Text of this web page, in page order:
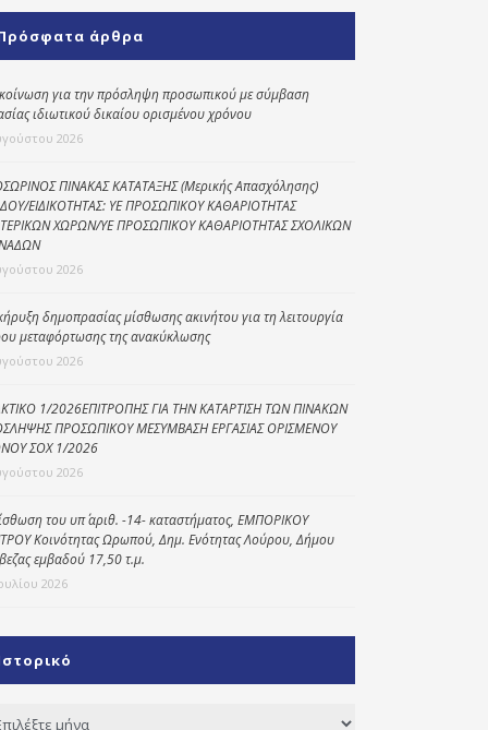
Κοινωνικό
παντοπωλείο
Kοινωνικό
φαρμακείο
Κέντρο Ημερήσιας
Φροντίδας
Ηλικιωμένων
(Κ.Η.Φ.Η.) Πρέβεζας
άρθρα
για την πρόσληψη προσωπικού με σύμβαση
ιδιωτικού δικαίου ορισμένου χρόνου
2026
ΠΙΝΑΚΑΣ ΚΑΤΑΤΑΞΗΣ (Μερικής Απασχόλησης)
ΕΙΔΙΚΟΤΗΤΑΣ: ΥΕ ΠΡΟΣΩΠΙΚΟΥ ΚΑΘΑΡΙΟΤΗΤΑΣ
ΧΩΡΩΝ/ΥΕ ΠΡΟΣΩΠΙΚΟΥ ΚΑΘΑΡΙΟΤΗΤΑΣ ΣΧΟΛΙΚΩΝ
2026
δημοπρασίας μίσθωσης ακινήτου για τη λειτουργία
μεταφόρτωσης της ανακύκλωσης
2026
1/2026ΕΠΙΤΡΟΠΗΣ ΓΙΑ ΤΗΝ ΚΑΤΑΡΤΙΣΗ ΤΩΝ ΠΙΝΑΚΩΝ
ΠΡΟΣΩΠΙΚΟΥ ΜΕΣΥΜΒΑΣΗ ΕΡΓΑΣΙΑΣ ΟΡΙΣΜΕΝΟΥ
ΣΟΧ 1/2026
2026
του υπ΄ αριθ. -14- καταστήματος, ΕΜΠΟΡΙΚΟΥ
Κοινότητας Ωρωπού, Δημ. Ενότητας Λούρου, Δήμου
εμβαδού 17,50 τ.μ.
2026